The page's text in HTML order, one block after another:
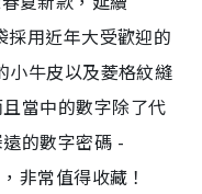
採用近年大受歡迎的
牛皮以及菱格紋縫
當中的數字除了代
的數字密碼 -
非常值得收藏！